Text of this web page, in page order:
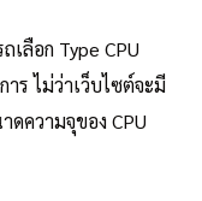
เลือก Type CPU
ร ไม่ว่าเว็บไซต์จะมี
ความจุของ CPU